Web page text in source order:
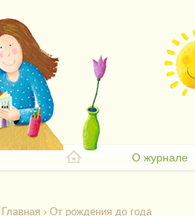
О журнале
Главная › От рождения до года